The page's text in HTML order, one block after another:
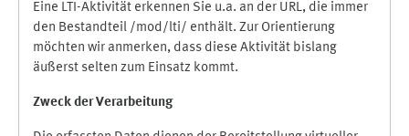
Eine LTI-Aktivität erkennen Sie u.a. an der URL, die immer
den Bestandteil /mod/lti/ enthält. Zur Orientierung
möchten wir anmerken, dass diese Aktivität bislang
äußerst selten zum Einsatz kommt.
Zweck der Verarbeitung